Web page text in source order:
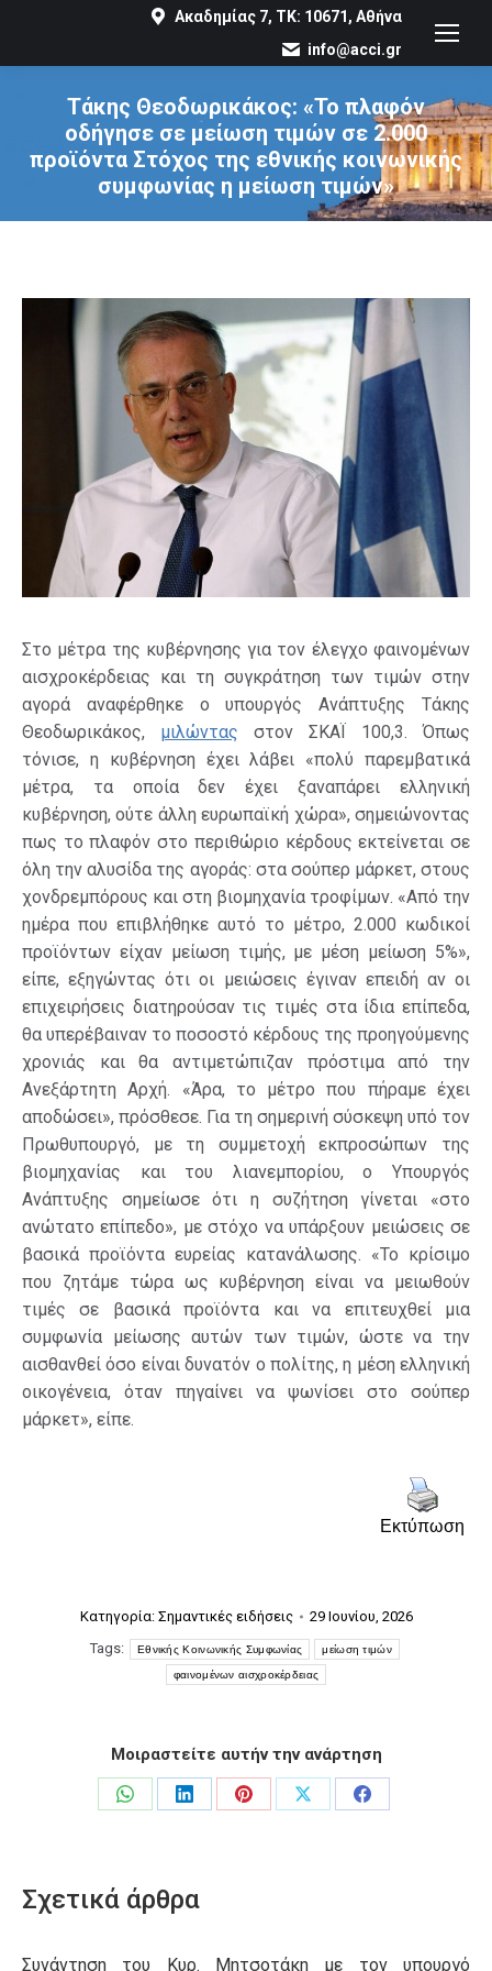
Ακαδημίας 7, ΤΚ: 10671, Αθήνα
info@acci.gr
Τάκης Θεοδωρικάκος: «Το πλαφόν
οδήγησε σε μείωση τιμών σε 2.000
προϊόντα Στόχος της εθνικής κοινωνικής
συμφωνίας η μείωση τιμών»
You are here:
Στο μέτρα της κυβέρνησης για τον έλεγχο φαινομένων
αισχροκέρδειας και τη συγκράτηση των τιμών στην
αγορά αναφέρθηκε ο υπουργός Ανάπτυξης Τάκης
Θεοδωρικάκος, μιλώντας στον ΣΚΑΪ 100,3. Όπως
τόνισε, η κυβέρνηση έχει λάβει «πολύ παρεμβατικά
μέτρα, τα οποία δεν έχει ξαναπάρει ελληνική
κυβέρνηση, ούτε άλλη ευρωπαϊκή χώρα», σημειώνοντας
πως το πλαφόν στο περιθώριο κέρδους εκτείνεται σε
όλη την αλυσίδα της αγοράς: στα σούπερ μάρκετ, στους
χονδρεμπόρους και στη βιομηχανία τροφίμων. «Από την
ημέρα που επιβλήθηκε αυτό το μέτρο, 2.000 κωδικοί
προϊόντων είχαν μείωση τιμής, με μέση μείωση 5%»,
είπε, εξηγώντας ότι οι μειώσεις έγιναν επειδή αν οι
επιχειρήσεις διατηρούσαν τις τιμές στα ίδια επίπεδα,
θα υπερέβαιναν το ποσοστό κέρδους της προηγούμενης
χρονιάς και θα αντιμετώπιζαν πρόστιμα από την
Ανεξάρτητη Αρχή. «Άρα, το μέτρο που πήραμε έχει
αποδώσει», πρόσθεσε. Για τη σημερινή σύσκεψη υπό τον
Πρωθυπουργό, με τη συμμετοχή εκπροσώπων της
βιομηχανίας και του λιανεμπορίου, ο Υπουργός
Ανάπτυξης σημείωσε ότι η συζήτηση γίνεται «στο
ανώτατο επίπεδο», με στόχο να υπάρξουν μειώσεις σε
βασικά προϊόντα ευρείας κατανάλωσης. «Το κρίσιμο
που ζητάμε τώρα ως κυβέρνηση είναι να μειωθούν
τιμές σε βασικά προϊόντα και να επιτευχθεί μια
συμφωνία μείωσης αυτών των τιμών, ώστε να την
αισθανθεί όσο είναι δυνατόν ο πολίτης, η μέση ελληνική
οικογένεια, όταν πηγαίνει να ψωνίσει στο σούπερ
μάρκετ», είπε.
Εκτύπωση
Κατηγορία: Σημαντικές ειδήσεις
29 Ιουνίου, 2026
Tags:
Εθνικής Κοινωνικής Συμφωνίας μείωση τιμών
φαινομένων αισχροκέρδειας
Μοιραστείτε αυτήν την ανάρτηση
Share
Share
Share
Share
Share
Σχετικά άρθρα
Συνάντηση του Κυρ. Μητσοτάκη με τον υπουργό